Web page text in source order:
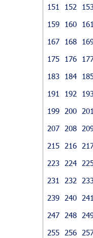
151
152
159
160 161
167
168
175
176
183
184
191
192
199
200 201
207
208
215
216
223
224
231
232
239
240 241
247
248
255
256